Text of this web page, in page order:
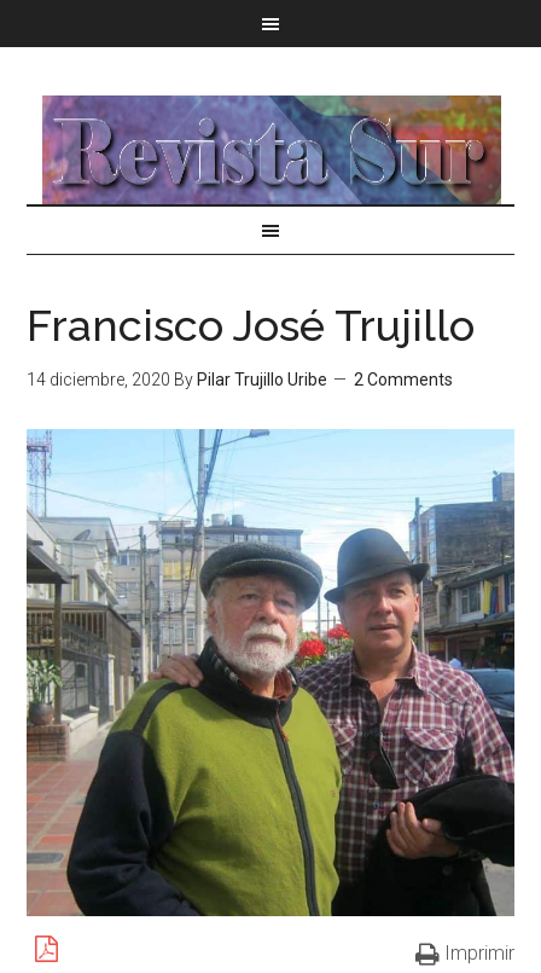
Francisco José Trujillo
14 diciembre, 2020 By Pilar Trujillo Uribe 2 Comments
Imprimir